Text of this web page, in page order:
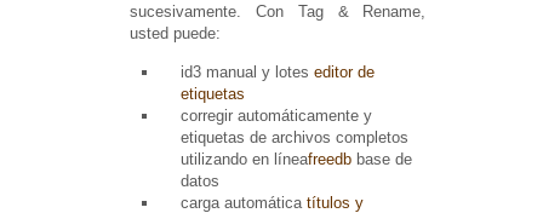
sucesivamente.
Con Tag & Rename,
usted puede:
id3 manual y lotes editor de
etiquetas
corregir automáticamente y
etiquetas de archivos completos
utilizando en líneafreedb base de
datos
carga automática títulos y